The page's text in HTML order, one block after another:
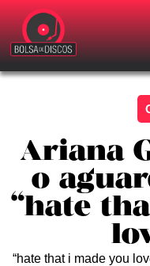
Ariana
o
“hate
“hate that i made you